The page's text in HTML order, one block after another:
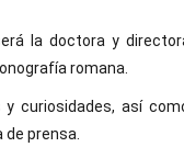
la doctora y
romana.
curiosidades, así
prensa.